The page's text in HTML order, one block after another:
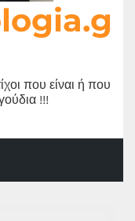
που είναι ή που
!!!